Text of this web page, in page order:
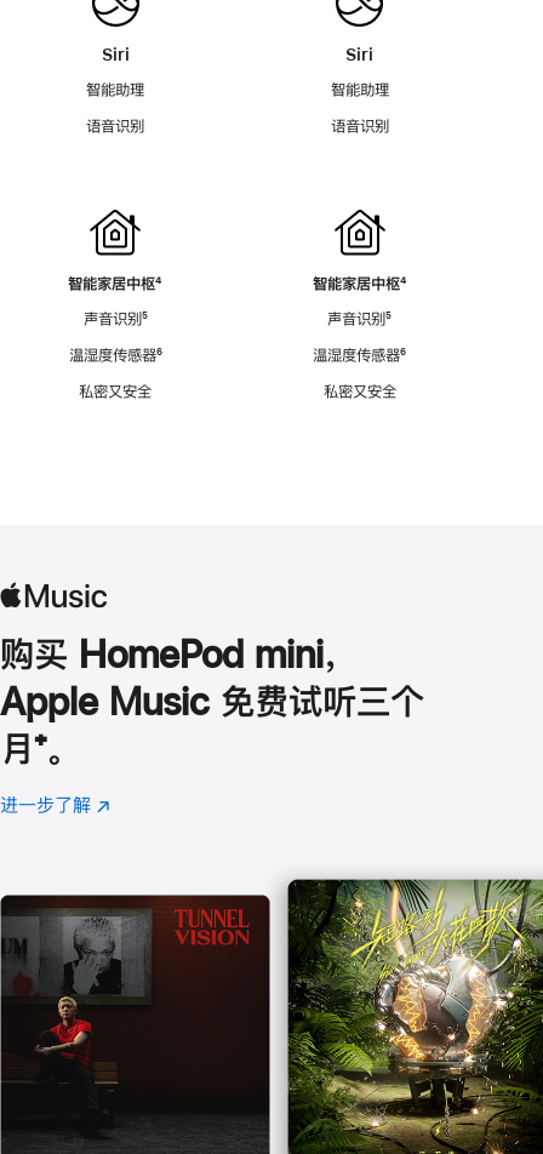
Siri
智能助理
语音识别
智能家居中枢脚
⁴
声音识别脚
⁵
温湿度传感器脚
⁶
私密又安全
Siri
智能助理
语音识别
智能家居中枢脚
⁴
声音识别脚
⁵
温湿度传感器脚
⁶
私密又安全
购买 HomePod mini，
Apple Music 免费试听三个
月 脚
注
⁺。
进一步了解 Apple
(在
口
中
打
开)